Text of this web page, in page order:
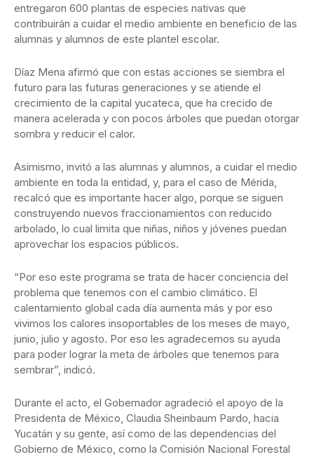
entregaron 600 plantas de especies nativas que
contribuirán a cuidar el medio ambiente en beneficio de las
alumnas y alumnos de este plantel escolar.
Díaz Mena afirmó que con estas acciones se siembra el
futuro para las futuras generaciones y se atiende el
crecimiento de la capital yucateca, que ha crecido de
manera acelerada y con pocos árboles que puedan otorgar
sombra y reducir el calor.
Asimismo, invitó a las alumnas y alumnos, a cuidar el medio
ambiente en toda la entidad, y, para el caso de Mérida,
recalcó que es importante hacer algo, porque se siguen
construyendo nuevos fraccionamientos con reducido
arbolado, lo cual limita que niñas, niños y jóvenes puedan
aprovechar los espacios públicos.
“Por eso este programa se trata de hacer conciencia del
problema que tenemos con el cambio climático. El
calentamiento global cada día aumenta más y por eso
vivimos los calores insoportables de los meses de mayo,
junio, julio y agosto. Por eso les agradecemos su ayuda
para poder lograr la meta de árboles que tenemos para
sembrar”, indicó.
Durante el acto, el Gobernador agradeció el apoyo de la
Presidenta de México, Claudia Sheinbaum Pardo, hacia
Yucatán y su gente, así como de las dependencias del
Gobierno de México, como la Comisión Nacional Forestal